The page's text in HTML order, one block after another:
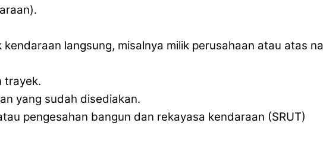
langsung, misalnya milik perusahaan atau atas
trayek.
yang sudah disediakan.
pengesahan bangun dan rekayasa kendaraan (SRUT)